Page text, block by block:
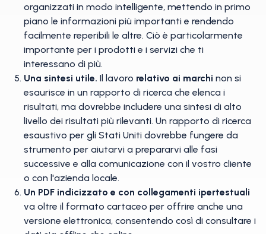
organizzati in modo intelligente, mettendo in primo
piano le informazioni più importanti e rendendo
facilmente reperibili le altre. Ciò è particolarmente
importante per i prodotti e i servizi che ti
interessano di più.
Una sintesi utile. Il lavoro relativo ai marchi non si
esaurisce in un rapporto di ricerca che elenca i
risultati, ma dovrebbe includere una sintesi di alto
livello dei risultati più rilevanti. Un rapporto di ricerca
esaustivo per gli Stati Uniti dovrebbe fungere da
strumento per aiutarvi a prepararvi alle fasi
successive e alla comunicazione con il vostro cliente
o con l'azienda locale.
Un PDF indicizzato e con collegamenti ipertestuali
va oltre il formato cartaceo per offrire anche una
versione elettronica, consentendo così di consultare i